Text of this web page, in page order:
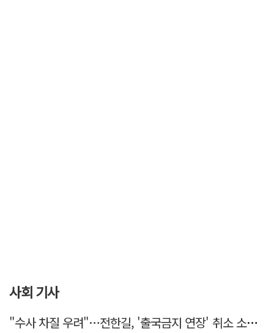
사회 기사
"수사 차질 우려"…전한길, '출국금지 연장' 취소 소송 패소